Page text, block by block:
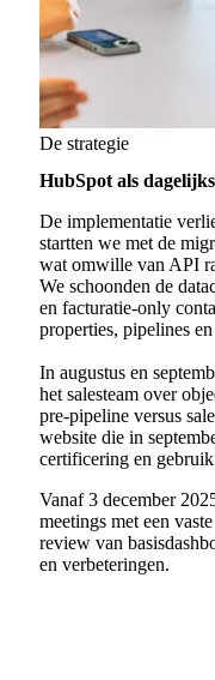
De strategie
HubSpot als
De implementatie
startten we met de
wat omwille van API
We schoonden de
en facturatie-only
properties, pipelines
In augustus en
het salesteam over
pre-pipeline versus
website die in
certificering en gebruik
Vanaf 3 december
meetings met een
review van
en verbeteringen.